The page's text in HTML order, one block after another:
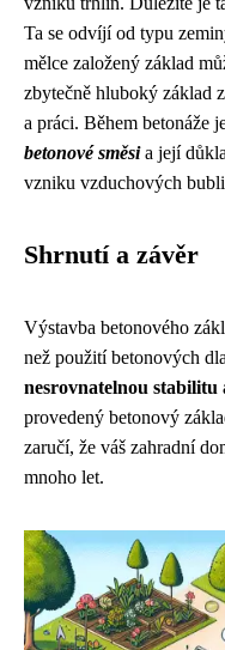
Ta se odvíjí od typu
mělce založený základ
zbytečně hluboký základ
a práci. Během betonáže
betonové směsia její
vzniku vzduchových
Shrnutí a závěr
Výstavba betonového
než použití betonových
nesrovnatelnou stabilitu
provedený betonový
zaručí, že váš zahradní
mnoho let.